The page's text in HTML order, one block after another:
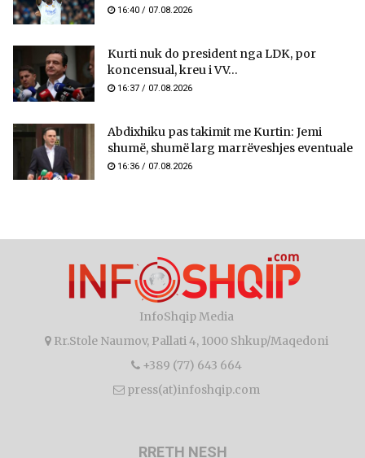
16:40 / 07.08.2026
Kurti nuk do president nga LDK, por
koncensual, kreu i VV...
16:37 / 07.08.2026
Abdixhiku pas takimit me Kurtin: Jemi
shumë, shumë larg marrëveshjes eventuale
16:36 / 07.08.2026
InfoShqip Media
Rr.Stole Naumov, Pallati 4, 1000 Shkup/Maqedoni
+389 (77) 643 664
press(at)infoshqip.com
RRETH NESH